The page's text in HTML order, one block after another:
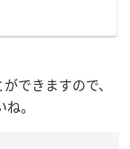
できますので、
。